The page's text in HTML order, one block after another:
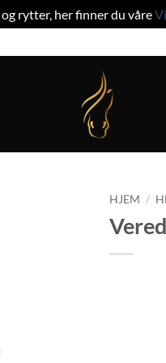
rytter, her finner du våre
HJEM /